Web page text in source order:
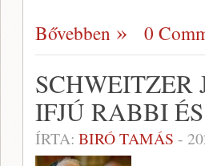
Bővebben 0
IFJÚ RABBI
ÍRTA: BIRÓ TAMÁS -